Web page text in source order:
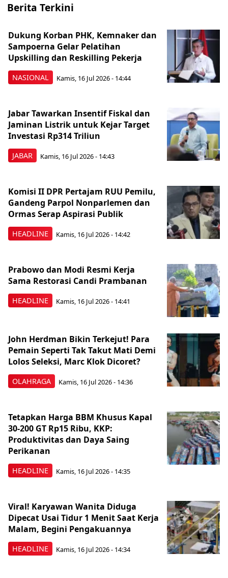
Berita Terkini
NASIONAL
Dukung Korban PHK, Kemnaker dan
Sampoerna Gelar Pelatihan
Upskilling dan Reskilling Pekerja
Kamis, 16 Jul 2026 - 14:44
JABAR
Jabar Tawarkan Insentif Fiskal dan
Jaminan Listrik untuk Kejar Target
Investasi Rp314 Triliun
Kamis, 16 Jul 2026 - 14:43
HEADLINE
Komisi II DPR Pertajam RUU Pemilu,
Gandeng Parpol Nonparlemen dan
Ormas Serap Aspirasi Publik
Kamis, 16 Jul 2026 - 14:42
HEADLINE
Prabowo dan Modi Resmi Kerja
Sama Restorasi Candi Prambanan
Kamis, 16 Jul 2026 - 14:41
OLAHRAGA
John Herdman Bikin Terkejut! Para
Pemain Seperti Tak Takut Mati Demi
Lolos Seleksi, Marc Klok Dicoret?
Kamis, 16 Jul 2026 - 14:36
HEADLINE
Tetapkan Harga BBM Khusus Kapal
30-200 GT Rp15 Ribu, KKP:
Produktivitas dan Daya Saing
Perikanan
Kamis, 16 Jul 2026 - 14:35
HEADLINE
Viral! Karyawan Wanita Diduga
Dipecat Usai Tidur 1 Menit Saat Kerja
Malam, Begini Pengakuannya
Kamis, 16 Jul 2026 - 14:34